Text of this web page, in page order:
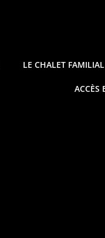
LE CHALET FAMILIAL
ACCÈS